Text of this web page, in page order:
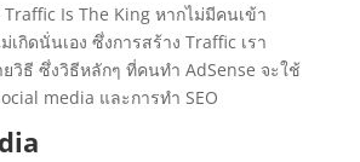
Is The King หากไม่มีคนเข้า
เกิดนั่นเอง ซึ่งการสร้าง Traffic เรา
วิธี ซึ่งวิธีหลักๆ ที่คนทำ AdSense จะใช้
media และการทำ SEO